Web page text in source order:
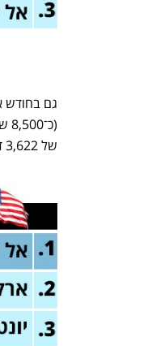
של 3,622 דולר (כ־12,000 שקל).